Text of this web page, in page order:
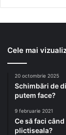
Cele mai
20 octombrie 2025
Schimbări de
putem face?
9 februarie 2021
Ce să faci
plictiseala?